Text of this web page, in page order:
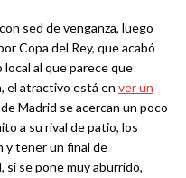
sed de venganza, luego
Copa del Rey, que acabó
al que parece que
el atractivo está en ver un
Madrid se acercan un poco
a su rival de patio, los
y tener un final de
se pone muy aburrido,